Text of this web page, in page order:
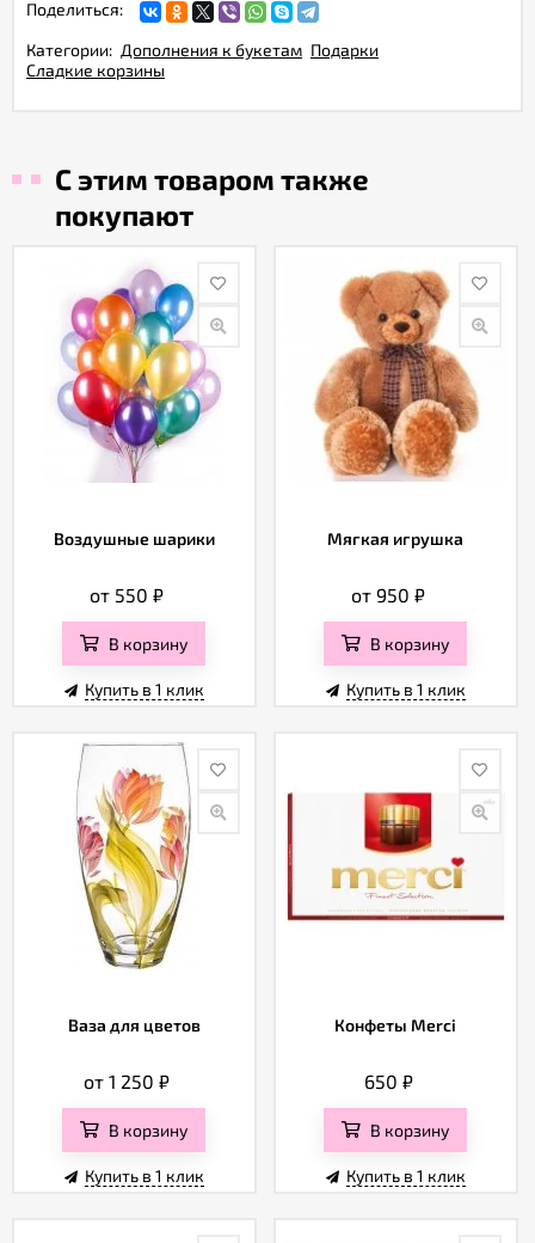
Поделиться:
Категории: Дополнения к букетам Подарки
Сладкие корзины
С этим товаром также
покупают
Воздушные шарики
от 550₽
В корзину
Купить в 1 клик
Мягкая игрушка
от 950₽
В корзину
Купить в 1 клик
Ваза для цветов
от 1 250₽
В корзину
Купить в 1 клик
Конфеты Merci
650 ₽
В корзину
Купить в 1 клик